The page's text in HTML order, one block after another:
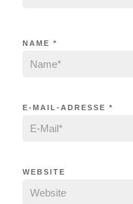
NAME *
E-MAIL-ADRESSE *
WEBSITE